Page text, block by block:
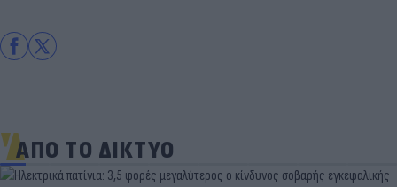
ΑΠΟ ΤΟ ΔΙΚΤΥΟ